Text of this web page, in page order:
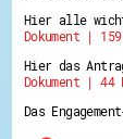
Hier alle
Dokument |
Hier das
Dokument | 44
Das